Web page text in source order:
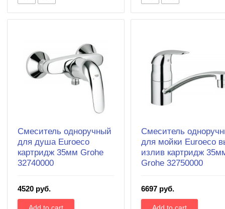
Смеситель одноручный
для душа Euroeco
картридж 35мм Grohe
32740000
4520 руб.
Смеситель
для мойки Euroeco
излив картридж
Grohe 32750000
6697 руб.